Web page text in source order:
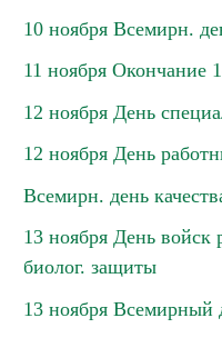
10 ноября Всемирн.
11 ноября Окончание
12 ноября День
12 ноября День
Всемирн. день
13 ноября День
биолог. защиты
13 ноября Всемирный